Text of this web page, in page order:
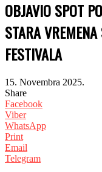
OBJAVIO SPOT
STARA
FESTIVALA
15. Novembra 2025.
Share
Facebook
Viber
WhatsApp
Print
Email
Telegram